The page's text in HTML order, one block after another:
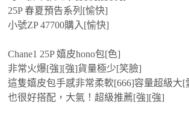
25P 春夏預告系列[愉快]
小號ZP 47700購入[愉快]
Chane1 25P 嬉皮hono包[色]
非常火爆[強][強]貨量極少[笑臉]
這隻嬉皮包手感非常柔軟[666]容量超級大
也很好搭配，大氣！超級推薦[強][強]